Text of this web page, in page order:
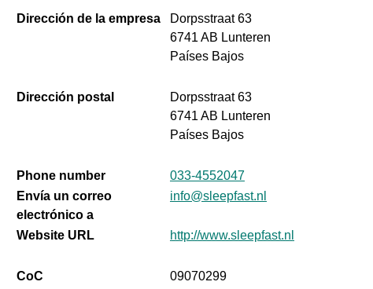
Dirección de la empresa
Dorpsstraat 63
6741 AB Lunteren
Países Bajos
Dirección postal
Dorpsstraat 63
6741 AB Lunteren
Países Bajos
Phone number
033-4552047
Envía un correo
electrónico a
info@sleepfast.nl
Website URL http://www.sleepfast.nl
CoC
09070299